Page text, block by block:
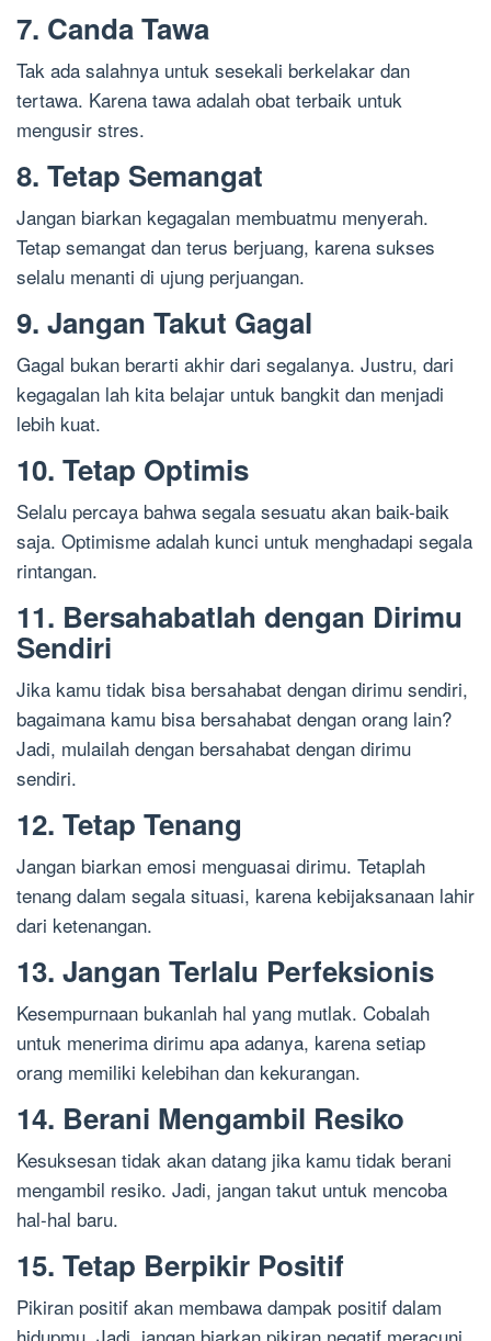
7. Canda Tawa
Tak ada salahnya untuk sesekali berkelakar dan
tertawa. Karena tawa adalah obat terbaik untuk
mengusir stres.
8. Tetap Semangat
Jangan biarkan kegagalan membuatmu menyerah.
Tetap semangat dan terus berjuang, karena sukses
selalu menanti di ujung perjuangan.
9. Jangan Takut Gagal
Gagal bukan berarti akhir dari segalanya. Justru, dari
kegagalan lah kita belajar untuk bangkit dan menjadi
lebih kuat.
10. Tetap Optimis
Selalu percaya bahwa segala sesuatu akan baik-baik
saja. Optimisme adalah kunci untuk menghadapi segala
rintangan.
11. Bersahabatlah dengan Dirimu
Sendiri
Jika kamu tidak bisa bersahabat dengan dirimu sendiri,
bagaimana kamu bisa bersahabat dengan orang lain?
Jadi, mulailah dengan bersahabat dengan dirimu
sendiri.
12. Tetap Tenang
Jangan biarkan emosi menguasai dirimu. Tetaplah
tenang dalam segala situasi, karena kebijaksanaan lahir
dari ketenangan.
13. Jangan Terlalu Perfeksionis
Kesempurnaan bukanlah hal yang mutlak. Cobalah
untuk menerima dirimu apa adanya, karena setiap
orang memiliki kelebihan dan kekurangan.
14. Berani Mengambil Resiko
Kesuksesan tidak akan datang jika kamu tidak berani
mengambil resiko. Jadi, jangan takut untuk mencoba
hal-hal baru.
15. Tetap Berpikir Positif
Pikiran positif akan membawa dampak positif dalam